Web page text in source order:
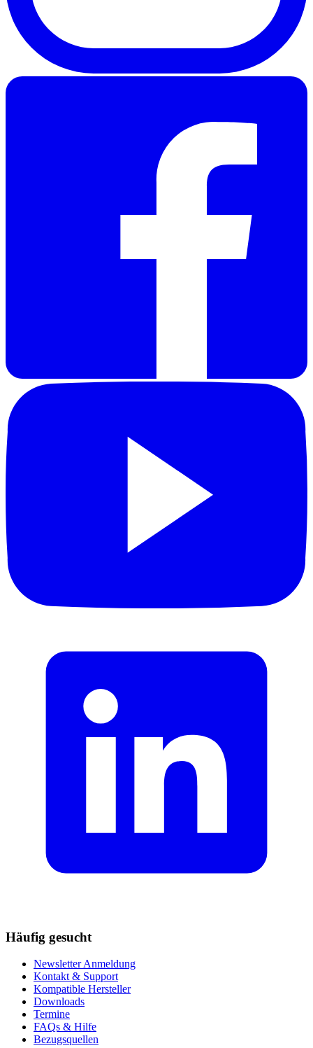
Häufig gesucht
Newsletter Anmeldung
Kontakt & Support
Kompatible Hersteller
Downloads
Termine
FAQs & Hilfe
Bezugsquellen